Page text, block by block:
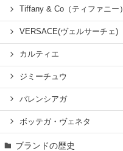
Tiffany & Co（ティファニー）
VERSACE(ヴェルサーチェ)
カルティエ
ジミーチュウ
バレンシアガ
ボッテガ・ヴェネタ
ブランドの歴史